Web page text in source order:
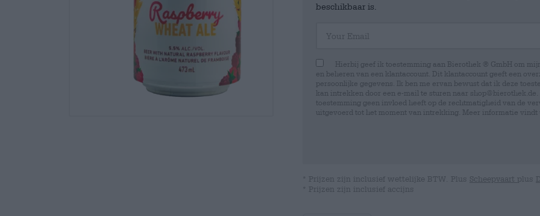
beschikbaar is.
Hierbij geef ik toestemming aan Bierothek ® GmbH om
en beheren van een klantaccount. Dit klantaccount geeft een
persoonlijke gegevens. Ik ben me ervan bewust dat ik deze
kan intrekken door een e-mail te sturen naar
toestemming geen invloed heeft op de rechtmatigheid van de
uitgevoerd tot het moment van intrekking. Meer informatie vindt
* Prijzen zijn inclusief wettelijke BTW. Plus Scheepvaart plus
* Prijzen zijn inclusief accijns